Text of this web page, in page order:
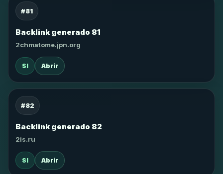
#81
Backlink generado 81
2chmatome.jpn.org
SI Abrir
#82
Backlink generado 82
2is.ru
SI Abrir